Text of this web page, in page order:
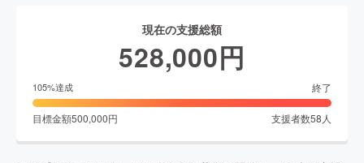
現在の支援総額
528,000円
105%達成 終了
目標金額500,000円 支援者数58 人